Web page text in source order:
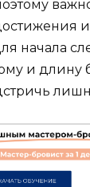
нaчала
и длину